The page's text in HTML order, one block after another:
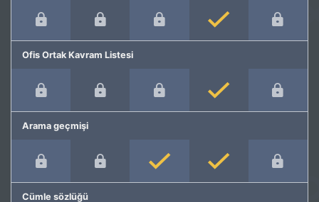
Ofis Ortak Kavram Listesi
Arama geçmişi
Cümle sözlüğü